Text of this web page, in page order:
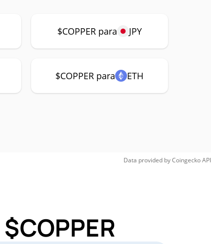
$COPPER para JPY
$COPPER para ETH
Data provided byCoingeckoAPI